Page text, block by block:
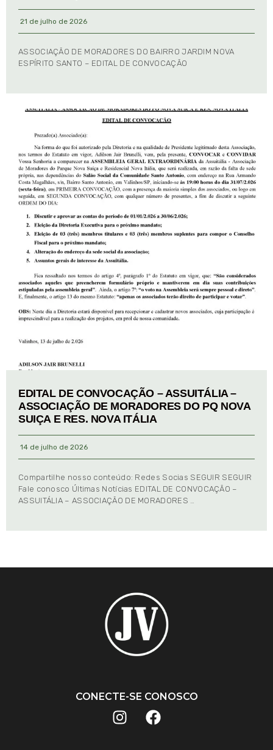
21 de julho de 2026
ASSOCIAÇÃO DE MORADORES DO BAIRRO JARDIM NOVA
ESPÍRITO SANTO – EDITAL DE CONVOCAÇÃO
EDITAL DE CONVOCAÇÃO – ASSUITÁLIA –
ASSOCIAÇÃO DE MORADORES DO PQ NOVA
SUIÇA E RES. NOVA ITÁLIA
14 de julho de 2026
Compartilhe nosso conteúdo: Redes Socias SEGUIR SEGUIR
Fale conosco Últimas Notícias EDITAL DE CONVOCAÇÃO –
ASSUITÁLIA – ASSOCIAÇÃO DE MORADORES …
CONECTE-SE CONOSCO